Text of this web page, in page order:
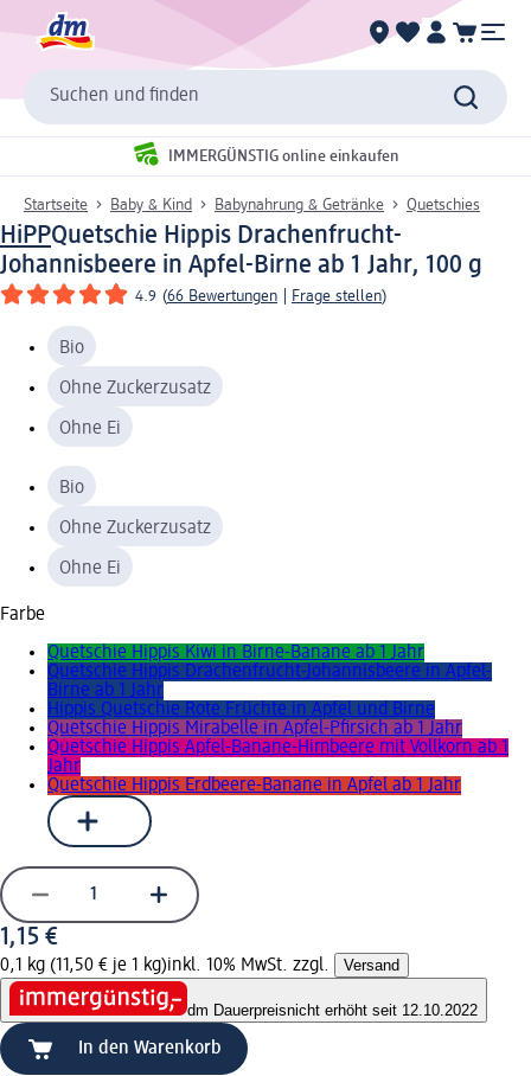
Suchen und finden
IMMERGÜNSTIG online einkaufen
Startseite Baby & Kind Babynahrung & Getränke Quetschies
HiPPQuetschie Hippis Drachenfrucht-
Johannisbeere in Apfel-Birne ab 1 Jahr, 100 g
4.9 (66 Bewertungen Frage stellen)
Bio
Ohne Zuckerzusatz
Ohne Ei
Bio
Ohne Zuckerzusatz
Ohne Ei
Farbe
Quetschie Hippis Kiwi in Birne-Banane ab 1 Jahr
Quetschie Hippis Drachenfrucht-Johannisbeere in Apfel-
Birne ab 1 Jahr
Hippis Quetschie Rote Früchte in Apfel und Birne
Quetschie Hippis Mirabelle in Apfel-Pfirsich ab 1 Jahr
Quetschie Hippis Apfel-Banane-Himbeere mit Vollkorn ab 1
Jahr
Quetschie Hippis Erdbeere-Banane in Apfel ab 1 Jahr
1,15 €
0,1 kg (11,50 € je 1 kg)inkl. 10% MwSt. zzgl. Versand
dm Dauerpreisnicht erhöht seit 12.10.2022
In den Warenkorb